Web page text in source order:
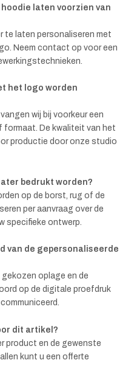
laten voorzien van
te laten personaliseren met
Neem contact op voor een
het logo worden
wij bij voorkeur een
formaat. De kwaliteit van het
productie door onze studio
bedrukt worden?
op de borst, rug of de
per aanvraag over de
specifieke ontwerp.
van de gepersonaliseerde
gekozen oplage en de
op de digitale proefdruk
dit artikel?
product en de gewenste
kunt u een offerte